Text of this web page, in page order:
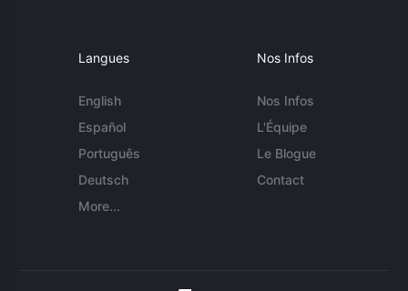
Langues
English
Español
Português
Deutsch
More...
Nos Infos
Nos Infos
L'Équipe
Le Blogue
Contact